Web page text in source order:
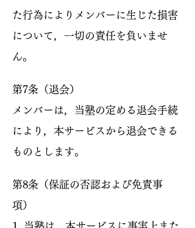
た行為によりメンバーに生じた損害
について，一切の責任を負いませ
ん。
第7条（退会）
メンバーは，当塾の定める退会手続
により，本サービスから退会できる
ものとします。
第8条（保証の否認および免責事
項）
1. 当塾は，本サービスに事実上また